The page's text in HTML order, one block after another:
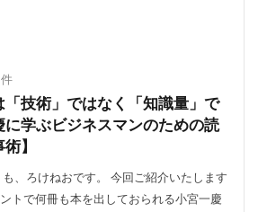
「技術」ではなく「知識量」で
学ぶビジネスマンのための読
】
、ろけねおです。 今回ご紹介いたします
トで何冊も本を出しておられる小宮一慶